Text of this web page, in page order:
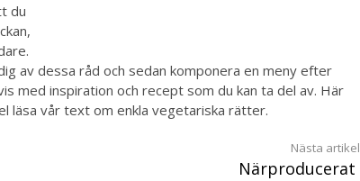
du
av dessa råd och sedan komponera en meny efter
med inspiration och recept som du kan ta del av. Här
läsa vår text om enkla vegetariska rätter.
Nästa artikel
Närproducerat